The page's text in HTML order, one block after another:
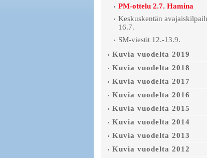
PM-ottelu 2.7. Hamina
Keskuskentän
16.7.
SM-viestit 12.-13.9.
Kuvia vuodelta 2019
Kuvia vuodelta 2018
Kuvia vuodelta 2017
Kuvia vuodelta 2016
Kuvia vuodelta 2015
Kuvia vuodelta 2014
Kuvia vuodelta 2013
Kuvia vuodelta 2012